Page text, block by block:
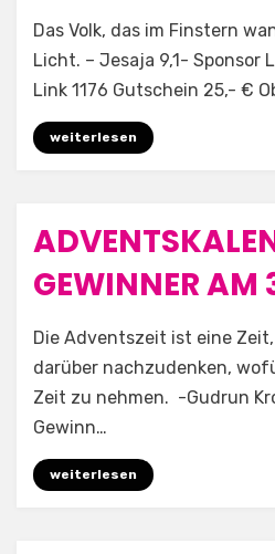
by Aufwind e.V.
Das Volk, das im Finstern
Licht. – Jesaja 9,1- Sponsor
Link 1176 Gutschein 25,- €
weiterlesen
Posted
on
3. Dezember 2025
Allgemein
GEWINNER AM
by Aufwind e.V.
Die Adventszeit ist eine
darüber nachzudenken,
Zeit zu nehmen. -Gudrun
Gewinn…
weiterlesen